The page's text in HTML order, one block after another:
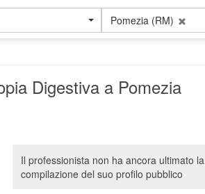
Pomezia (RM)
Digestiva a Pomezia
Il professionista non ha ancora ultimato la
compilazione del suo profilo pubblico